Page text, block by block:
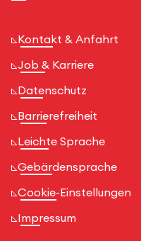
Kontakt & Anfahrt
Job & Karriere
Datenschutz
Barrierefreiheit
Leichte Sprache
Gebärdensprache
Cookie-Einstellungen
Impressum